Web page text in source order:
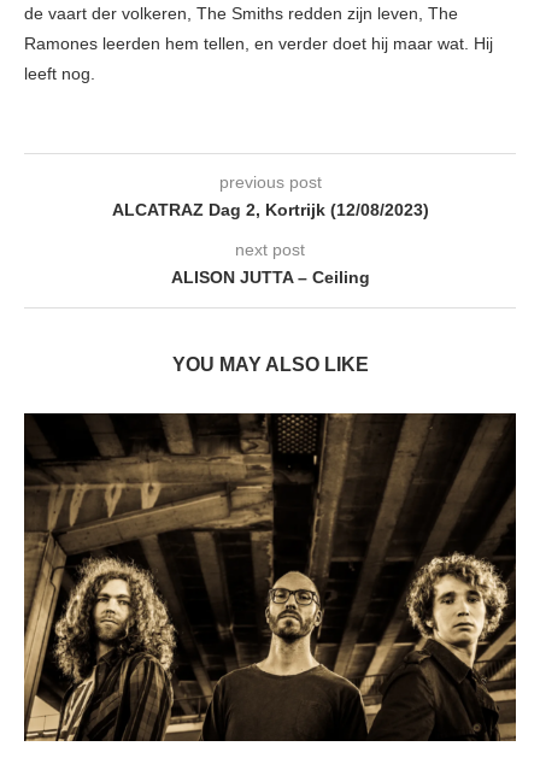
de vaart der volkeren, The Smiths redden zijn leven, The
Ramones leerden hem tellen, en verder doet hij maar wat. Hij
leeft nog.
previous post
ALCATRAZ Dag 2, Kortrijk (12/08/2023)
next post
ALISON JUTTA – Ceiling
YOU MAY ALSO LIKE